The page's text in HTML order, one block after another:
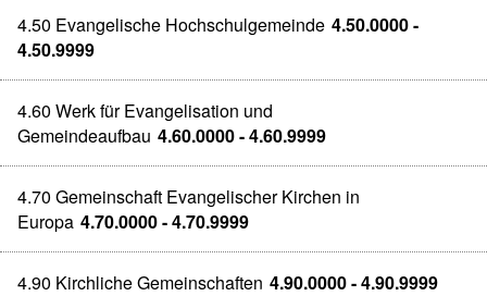
4.50 Evangelische Hochschulgemeinde 4.50.0000 -
4.50.9999
4.60 Werk für Evangelisation und
Gemeindeaufbau 4.60.0000 - 4.60.9999
4.70 Gemeinschaft Evangelischer Kirchen in
Europa 4.70.0000 - 4.70.9999
4.90 Kirchliche Gemeinschaften 4.90.0000 - 4.90.9999